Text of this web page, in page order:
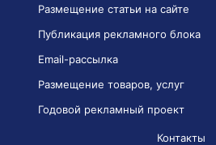
Размещение статьи на сайте
Публикация рекламного блока
Email-рассылка
Размещение товаров, услуг
Годовой рекламный проект
Контакты